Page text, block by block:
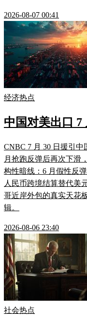
2026-08-07 00:41
经济热点
中国对美出口 7
CNBC 7 月 30 日援引
月抢跑反弹后再次下滑
构性暗线：6 月假性反
人民币跨境结算替代美
哥近岸外包的真实天花
辑。
2026-08-06 23:40
社会热点